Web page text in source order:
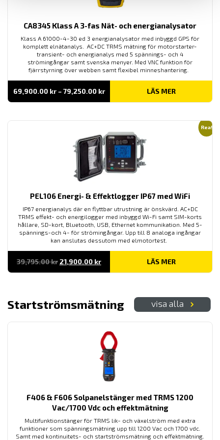
CA8345 Klass A 3-fas Nät- och energianalysator
Klass A 61000-4-30 ed 3 energianalysator med inbyggd GPS för
komplett elnätanalys. AC+DC TRMS mätning för motorstarter-
transient- och energianalys med 5 spännings- och 4
strömingångar samt svenska menyer. Med VNC funktion för
fjärrstyrning över webben samt flexibel minneshantering.
69,900.00 kr – 79,250.00 krPrisintervall:
till
LÄS MER
Rea!
PEL106 Energi- & Effektlogger IP67 med WiFi
IP67 energianalys där en flyttbar utrustning är önskvärd. AC+DC
TRMS effekt- och energilogger med inbyggd Wi-Fi samt SIM-korts
hållare, SD-kort, Bluetooth, USB, Ethernet kommunikation. Med 5-
spännings-och 4- för strömingångar. Upp till 8 analoga ingångar
kan anslutas dessutom med elmotortest.
39,795.00kr Det
ursprungliga
priset
21,900.00 krDet
nuvarande
priset
LÄS MER
Startströmsmätning visa alla
F406 & F606 Solpanelstänger med TRMS 1200
Vac/1700 Vdc och effektmätning
Multifunktionstänger för TRMS lik- och växelström med extra
funktioner som spänningsmätning upp till 1200 Vac och 1700 vdc.
Samt med kontinuitets- och startströmsmätning och effektmätning.